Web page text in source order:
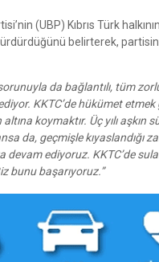
(UBP) Kıbrıs Türk
belirterek,
da bağlantılı, tüm
KKTC’de hükümet etmek
koymaktır. Üç yılı
da, geçmişle
ediyoruz. KKTC’de
bunu başarıyoruz.”